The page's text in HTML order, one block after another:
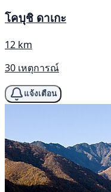
โคบุชิ ดาเกะ
12 km
30 เหตุการณ์
แจ้งเตือน